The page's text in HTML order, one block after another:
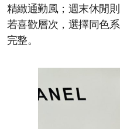
精緻通勤風；週末休閒
若喜歡層次，選擇同色
完整。